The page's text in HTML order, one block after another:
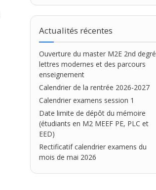
Actualités récentes
Ouverture du master M2E 2nd degré
lettres modernes et des parcours
enseignement
Calendrier de la rentrée 2026-2027
Calendrier examens session 1
Date limite de dépôt du mémoire
(étudiants en M2 MEEF PE, PLC et
EED)
Rectificatif calendrier examens du
mois de mai 2026